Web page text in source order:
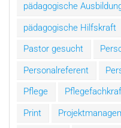
pädagogische
pädagogische Hilfskraft
Pastor gesucht
Personalreferent
Pflege
Print